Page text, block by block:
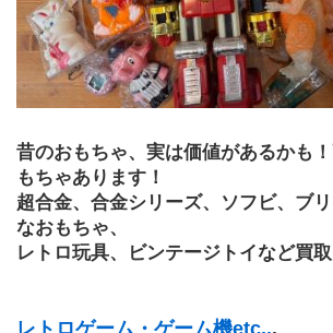
昔のおもちゃ、実は価値があるかも
もちゃあります！
超合金、合金シリーズ、ソフビ、ブ
なおもちゃ、
レトロ玩具、ビンテージトイなど買取
レトロゲーム・ゲーム機etc...